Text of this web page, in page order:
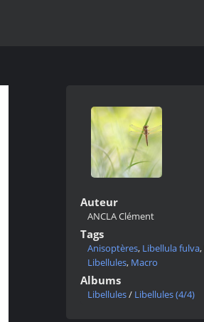
Auteur
ANCLA Clément
Tags
Anisoptères, Libellula fulva,
Libellules, Macro
Albums
Libellules/ Libellules (4/4)